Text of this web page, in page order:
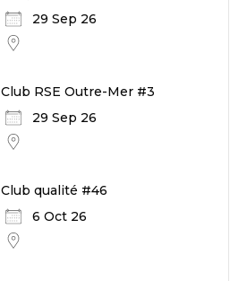
29 Sep 26
Club RSE Outre-Mer #3
29 Sep 26
Club qualité #46
6 Oct 26